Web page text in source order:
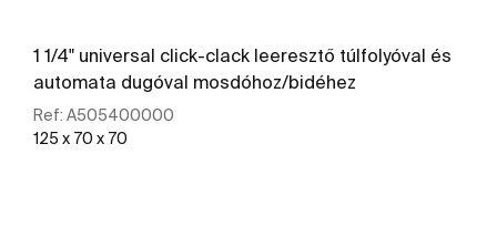
1 1/4" universal click-clack leeresztő túlfolyóval és
automata dugóval mosdóhoz/bidéhez
Ref: A505400000
125 x 70 x 70